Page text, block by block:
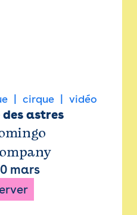
cirque vidéo
des astres
mars